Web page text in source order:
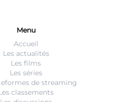
Menu
Accueil
Les actualités
Les films
Les séries
de streaming
classements